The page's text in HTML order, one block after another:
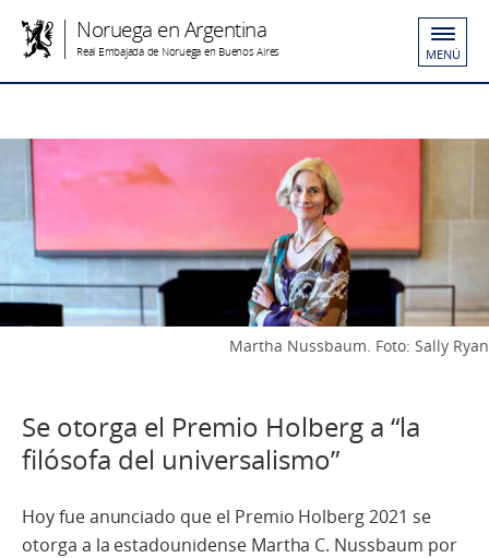
Noruega en Argentina
Real Embajada de Noruega en Buenos Aires MENÚ
Martha Nussbaum. Foto: Sally Ryan
Se otorga el Premio Holberg a “la
filósofa del universalismo”
Hoy fue anunciado que el Premio Holberg 2021 se
otorga a la estadounidense Martha C. Nussbaum por